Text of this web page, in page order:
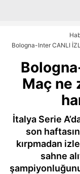
Bologna-Inter CANLI
Maç ne
İtalya Serie
son
kırpmadan
sahne